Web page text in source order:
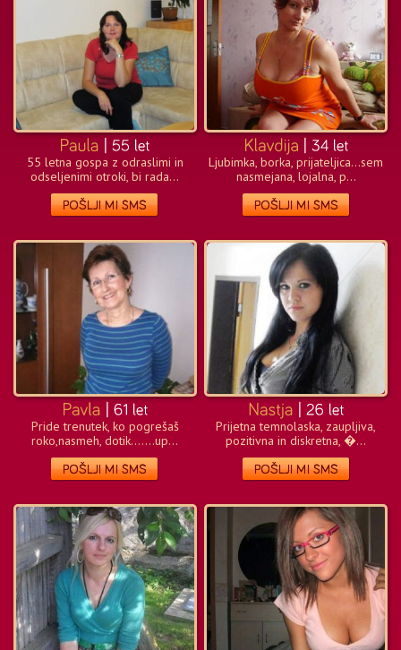
55 letna gospa z odraslimi in
odseljenimi otroki, bi rada...
Ljubimka, borka, prijateljica…sem
nasmejana, lojalna, p...
Pride trenutek, ko pogrešaš
roko,nasmeh, dotik.......up...
Prijetna temnolaska, zaupljiva,
pozitivna in diskretna, �...